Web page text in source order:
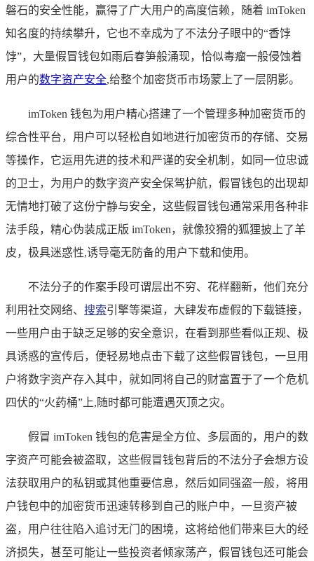
磐石的安全性能，赢得了广大用户的高度信赖，随着 imToken
知名度的持续攀升，它也不幸成为了不法分子眼中的“香饽
饽”，大量假冒钱包如雨后春笋般涌现，恰似毒瘤一般侵蚀着
用户的数字资产安全,给整个加密货币市场蒙上了一层阴影。
imToken 钱包为用户精心搭建了一个管理多种加密货币的
综合性平台，用户可以轻松自如地进行加密货币的存储、交易
等操作，它运用先进的技术和严谨的安全机制，如同一位忠诚
的卫士，为用户的数字资产安全保驾护航，假冒钱包的出现却
无情地打破了这份宁静与安全，这些假冒钱包通常采用各种非
法手段，精心伪装成正版 imToken，就像狡猾的狐狸披上了羊
皮，极具迷惑性,诱导毫无防备的用户下载和使用。
不法分子的作案手段可谓层出不穷、花样翻新，他们充分
利用社交网络、 搜索引擎等渠道，大肆发布虚假的下载链接，
一些用户由于缺乏足够的安全意识，在看到那些看似正规、极
具诱惑的宣传后，便轻易地点击下载了这些假冒钱包，一旦用
户将数字资产存入其中，就如同将自己的财富置于了一个危机
四伏的“火药桶”上,随时都可能遭遇灭顶之灾。
假冒 imToken 钱包的危害是全方位、多层面的，用户的数
字资产可能会被盗取，这些假冒钱包背后的不法分子会想方设
法获取用户的私钥或其他重要信息，然后如同强盗一般，将用
户钱包中的加密货币迅速转移到自己的账户中，一旦资产被
盗，用户往往陷入追讨无门的困境，这将给他们带来巨大的经
济损失，甚至可能让一些投资者倾家荡产，假冒钱包还可能会